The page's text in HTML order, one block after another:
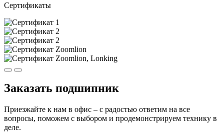
Сертификаты
Заказать подшипник
Приезжайте к нам в офис – с радостью ответим на все
вопросы, поможем с выбором и продемонстрируем технику в
деле.